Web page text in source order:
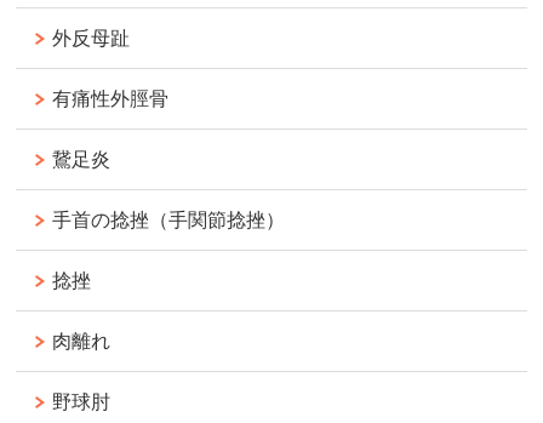
外反母趾
有痛性外脛骨
鵞足炎
手首の捻挫（手関節捻挫）
捻挫
肉離れ
野球肘